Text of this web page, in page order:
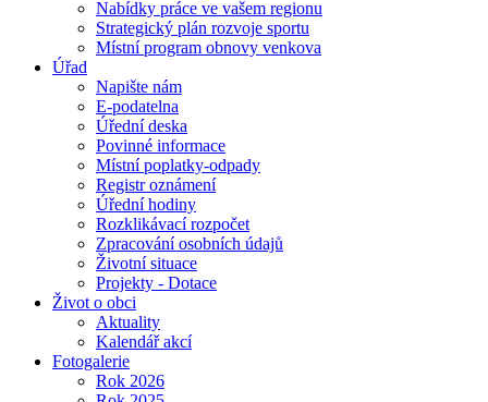
Nabídky práce ve vašem regionu
Strategický plán rozvoje sportu
Místní program obnovy venkova
Úřad
Napište nám
E-podatelna
Úřední deska
Povinné informace
Místní poplatky-odpady
Registr oznámení
Úřední hodiny
Rozklikávací rozpočet
Zpracování osobních údajů
Životní situace
Projekty - Dotace
Život o obci
Aktuality
Kalendář akcí
Fotogalerie
Rok 2026